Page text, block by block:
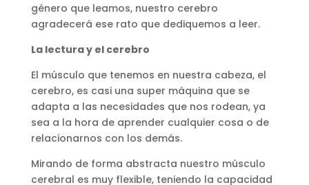
género que leamos, nuestro cerebro
agradecerá ese rato que dediquemos a leer.
La lectura y el cerebro
El músculo que tenemos en nuestra cabeza, el
cerebro, es casi una super máquina que se
adapta a las necesidades que nos rodean, ya
sea a la hora de aprender cualquier cosa o de
relacionarnos con los demás.
Mirando de forma abstracta nuestro músculo
cerebral es muy flexible, teniendo la capacidad